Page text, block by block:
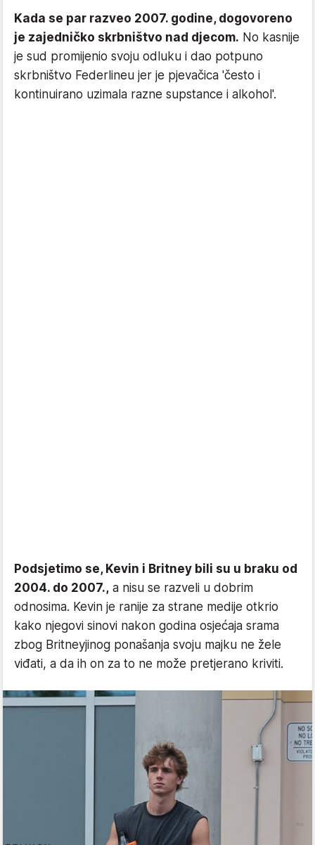
Kada se par razveo 2007. godine, dogovoreno
je zajedničko skrbništvo nad djecom. No kasnije
je sud promijenio svoju odluku i dao potpuno
skrbništvo Federlineu jer je pjevačica 'često i
kontinuirano uzimala razne supstance i alkohol'.
Podsjetimo se, Kevin i Britney bili su u braku od
2004. do 2007., a nisu se razveli u dobrim
odnosima. Kevin je ranije za strane medije otkrio
kako njegovi sinovi nakon godina osjećaja srama
zbog Britneyjinog ponašanja svoju majku ne žele
viđati, a da ih on za to ne može pretjerano kriviti.